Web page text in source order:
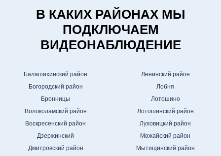
В КАКИХ РАЙОНАХ МЫ
ПОДКЛЮЧАЕМ
ВИДЕОНАБЛЮДЕНИЕ
Балашихинский район
Богородский район
Бронницы
Волоколамский район
Воскресенский район
Дзержинский
Дмитровский район
Ленинский район
Лобня
Лотошино
Лотошинский район
Луховицкий район
Можайский район
Мытищинский район